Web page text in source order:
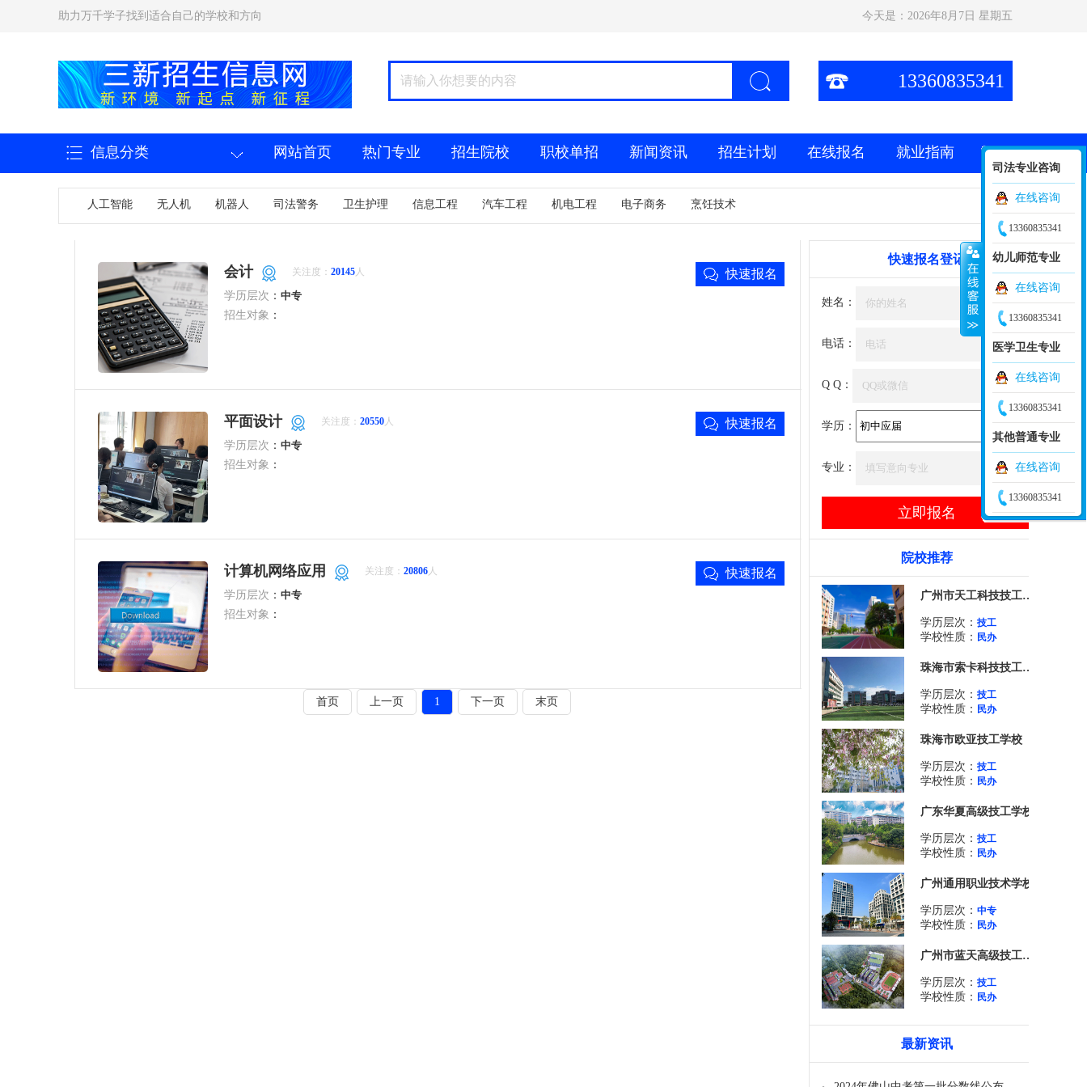
助力万千学子找到适合自己的学校和方向 今天是： 2026年8月7日 星期五
13360835341
信息分类 网站首页 热门专业 招生院校 职校单招 新闻资讯 招生计划 在线报名 就业指南
联系我们 公司简介
人工智能 无人机 机器人 司法警务 卫生护理 信息工程 汽车工程 机电工程 电子商务 烹饪技术
会计 关注度： 20145人 快速报名
学历层次 ： 中专
招生对象 ：
平面设计 关注度： 20550人 快速报名
学历层次 ： 中专
招生对象 ：
计算机网络应用 关注度： 20806人 快速报名
学历层次 ： 中专
招生对象 ：
首页 上一页 1 下一页 末页
快速报名登记
姓名：
电话：
Q Q：
学历：
专业：
院校推荐
广州市天工科技技工学校
学历层次： 技工
学校性质： 民办
珠海市索卡科技技工学校
学历层次： 技工
学校性质： 民办
珠海市欧亚技工学校
学历层次： 技工
学校性质： 民办
广东华夏高级技工学校
学历层次： 技工
学校性质： 民办
广州通用职业技术学校
学历层次： 中专
学校性质： 民办
广州市蓝天高级技工学校
学历层次： 技工
学校性质： 民办
最新资讯
司法专业咨询
在线咨询
13360835341
幼儿师范专业
在线咨询
13360835341
医学卫生专业
在线咨询
13360835341
其他普通专业
在线咨询
13360835341